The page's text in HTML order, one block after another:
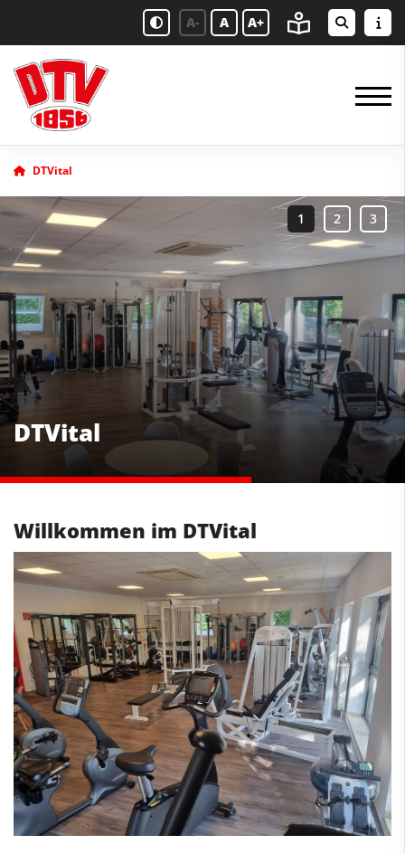
A- A A+
DTVital
DTVital
Willkommen im DTVital